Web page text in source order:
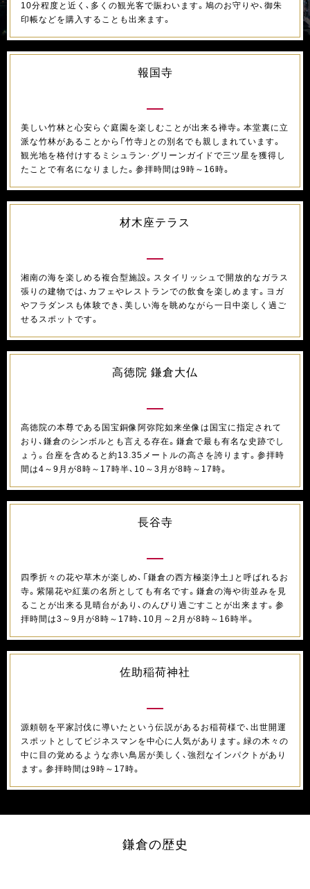
10分程度と近く、多くの観光客で賑わいます。鳩のお守りや、御朱
印帳などを購入することも出来ます。
報国寺
美しい竹林と心安らぐ庭園を楽しむことが出来る禅寺。本堂裏に立
派な竹林があることから「竹寺」との別名でも親しまれています。
観光地を格付けするミシュラン・グリーンガイドで三ツ星を獲得し
たことで有名になりました。参拝時間は9時～16時。
材木座テラス
湘南の海を楽しめる複合型施設。スタイリッシュで開放的なガラス
張りの建物では、カフェやレストランでの飲食を楽しめます。ヨガ
やフラダンスも体験でき、美しい海を眺めながら一日中楽しく過ご
せるスポットです。
高徳院 鎌倉大仏
高徳院の本尊である国宝銅像阿弥陀如来坐像は国宝に指定されて
おり、鎌倉のシンボルとも言える存在。鎌倉で最も有名な史跡でし
ょう。台座を含めると約13.35メートルの高さを誇ります。参拝時
間は4～9月が8時～17時半、10～3月が8時～17時。
長谷寺
四季折々の花や草木が楽しめ、「鎌倉の西方極楽浄土」と呼ばれるお
寺。紫陽花や紅葉の名所としても有名です。鎌倉の海や街並みを見
ることが出来る見晴台があり、のんびり過ごすことが出来ます。参
拝時間は3～9月が8時～17時、10月～2月が8時～16時半。
佐助稲荷神社
源頼朝を平家討伐に導いたという伝説があるお稲荷様で、出世開運
スポットとしてビジネスマンを中心に人気があります。緑の木々の
中に目の覚めるような赤い鳥居が美しく、強烈なインパクトがあり
ます。参拝時間は9時～17時。
鎌倉の歴史